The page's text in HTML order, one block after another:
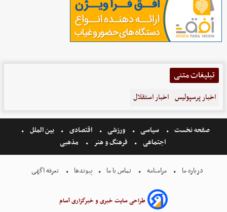
تبلیغات متنی
اخبار پرسپولیس اخبار استقلال
صفحه نخست سیاسی ورزشی اقتصادی
بین الملل
اجتماعی
فرهنگ و هنر مذهبی
درباره ما مرامنامه تماس با ما پیوندها تعرفه اگهی
طراحی سایت خبری و خبرگزاری آسام